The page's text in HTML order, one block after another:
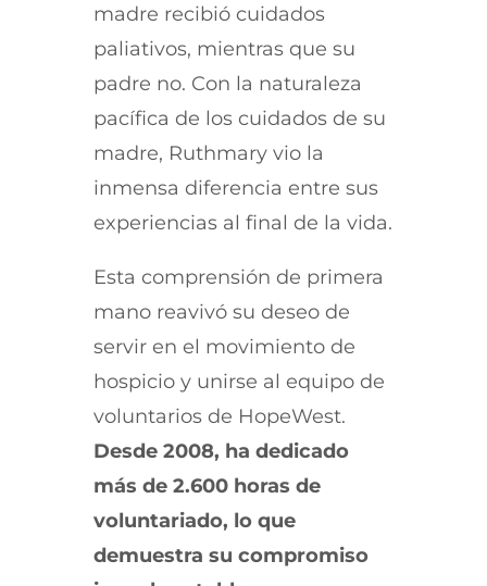
madre recibió cuidados
paliativos, mientras que su
padre no. Con la naturaleza
pacífica de los cuidados de su
madre, Ruthmary vio la
inmensa diferencia entre sus
experiencias al final de la vida.
Esta comprensión de primera
mano reavivó su deseo de
servir en el movimiento de
hospicio y unirse al equipo de
voluntarios de HopeWest.
Desde 2008, ha dedicado
más de 2.600 horas de
voluntariado, lo que
demuestra su compromiso